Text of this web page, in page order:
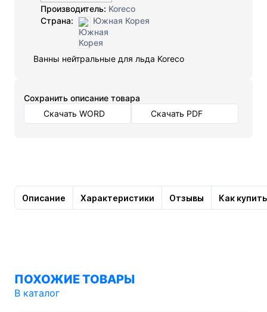
Производитель: Koreco
Страна:
Южная Корея
Ванны нейтральные для льда Koreco
Cохранить описание товара
Скачать WORD
Скачать PDF
Описание Характеристики Отзывы Как купить
ПОХОЖИЕ ТОВАРЫ
В каталог